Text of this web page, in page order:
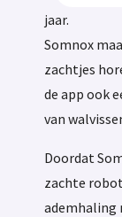
jaar.
Somnox
zachtjes
de app ook
van
Doordat
zachte
ademhaling